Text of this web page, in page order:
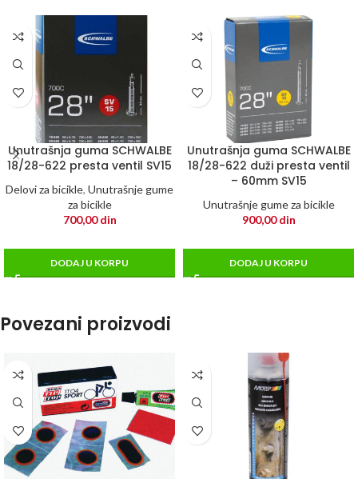
Unutrašnja guma SCHWALBE
18/28-622 presta ventil SV15
Delovi za bicikle, Unutrašnje gume
za bicikle
700,00din
DODAJ U KORPU
Unutrašnja guma SCHWALBE
18/28-622 duži presta ventil
– 60mm SV15
Unutrašnje gume za bicikle
900,00din
DODAJ U KORPU
Povezani proizvodi